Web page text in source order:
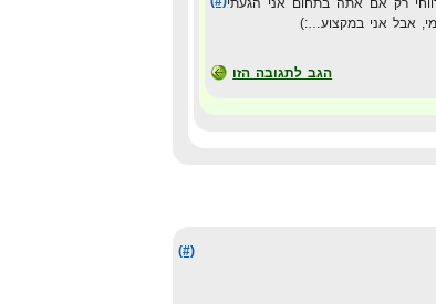
רק אם אתה בתחום אני הגעתי
אבל אני במקצוע…:)
הגב לתגובה הזו
(#)